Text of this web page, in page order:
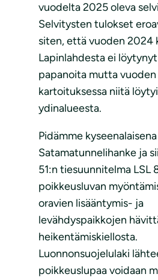
vuodelta 2025 oleva
Selvitysten tulokset
siten, että vuoden 2024
Lapinlahdesta ei
papanoita mutta
kartoituksessa niitä
ydinalueesta.
Pidämme
Satamatunnelihanke ja
51:n tiesuunnitelma LSL
poikkeusluvan
oravien lisääntymis- ja
levähdyspaikkojen
heikentämiskiellosta.
Luonnonsuojelulaki
poikkeuslupaa voidaan